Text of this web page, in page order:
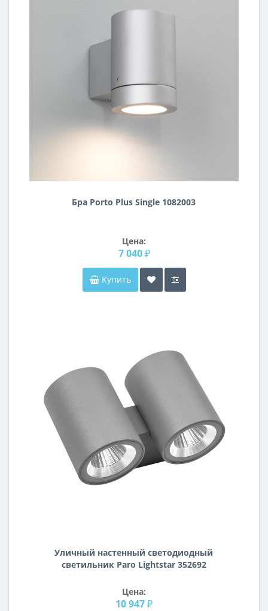
Бра Porto Plus Single 1082003
Цена:
7 040 ₽
Купить
Уличный настенный светодиодный
светильник Paro Lightstar 352692
Цена:
10 947 ₽